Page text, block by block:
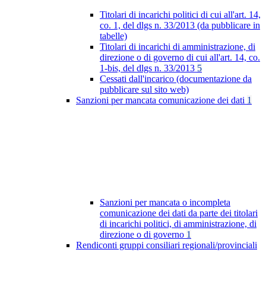
Titolari di incarichi politici di cui all'art. 14,
co. 1, del dlgs n. 33/2013 (da pubblicare in
tabelle)
Titolari di incarichi di amministrazione, di
direzione o di governo di cui all'art. 14, co.
1-bis, del dlgs n. 33/2013 5
Cessati dall'incarico (documentazione da
pubblicare sul sito web)
Sanzioni per mancata comunicazione dei dati 1
Sanzioni per mancata o incompleta
comunicazione dei dati da parte dei titolari
di incarichi politici, di amministrazione, di
direzione o di governo 1
Rendiconti gruppi consiliari regionali/provinciali